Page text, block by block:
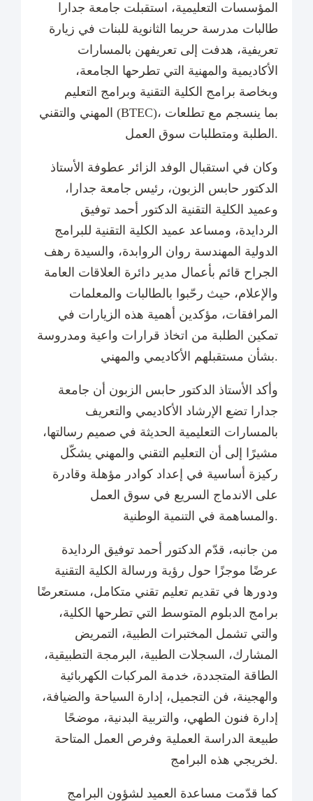
المؤسسات التعليمية، استقبلت جامعة جدارا
طالبات مدرسة حريما الثانوية للبنات في زيارة
تعريفية، هدفت إلى تعريفهن بالمسارات
الأكاديمية والمهنية التي تطرحها الجامعة،
وبخاصة برامج الكلية التقنية وبرامج التعليم
المهني والتقني (BTEC)، بما ينسجم مع تطلعات
الطلبة ومتطلبات سوق العمل.
وكان في استقبال الوفد الزائر عطوفة الأستاذ
الدكتور حابس الزبون، رئيس جامعة جدارا،
وعميد الكلية التقنية الدكتور أحمد توفيق
الردايدة، ومساعد عميد الكلية التقنية للبرامج
الدولية المهندسة روان الروابدة، والسيدة رهف
الجراح قائم بأعمال مدير دائرة العلاقات العامة
والإعلام، حيث رحّبوا بالطالبات والمعلمات
المرافقات، مؤكدين أهمية هذه الزيارات في
تمكين الطلبة من اتخاذ قرارات واعية ومدروسة
بشأن مستقبلهم الأكاديمي والمهني.
وأكد الأستاذ الدكتور حابس الزبون أن جامعة
جدارا تضع الإرشاد الأكاديمي والتعريف
بالمسارات التعليمية الحديثة في صميم رسالتها،
مشيرًا إلى أن التعليم التقني والمهني يشكّل
ركيزة أساسية في إعداد كوادر مؤهلة وقادرة
على الاندماج السريع في سوق العمل
والمساهمة في التنمية الوطنية.
من جانبه، قدّم الدكتور أحمد توفيق الردايدة
عرضًا موجزًا حول رؤية ورسالة الكلية التقنية
ودورها في تقديم تعليم تقني متكامل، مستعرضًا
برامج الدبلوم المتوسط التي تطرحها الكلية،
والتي تشمل المختبرات الطبية، التمريض
المشارك، السجلات الطبية، البرمجة التطبيقية،
الطاقة المتجددة، خدمة المركبات الكهربائية
والهجينة، فن التجميل، إدارة السياحة والضيافة،
إدارة فنون الطهي، والتربية البدنية، موضحًا
طبيعة الدراسة العملية وفرص العمل المتاحة
لخريجي هذه البرامج.
كما قدّمت مساعدة العميد لشؤون البرامج